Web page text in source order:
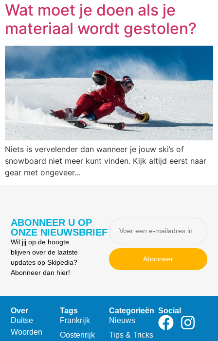
Wat moet je doen als je
materiaal wordt gestolen?
Niets is vervelender dan wanneer je jouw ski’s of
snowboard niet meer kunt vinden. Kijk altijd eerst naar
gear met ongeveer…
ABONNEER U OP
ONZE NIEUWSBRIEF
Wil jij op de hoogte
blijven over de laatste
updates op Skipedia?
Abonneer dan hier!
Abonneer
Over
Duitse
Woorden
Tags
Frankrijk
Oostenrijk
Categorieën
Nieuws
Tips & Tricks
Social